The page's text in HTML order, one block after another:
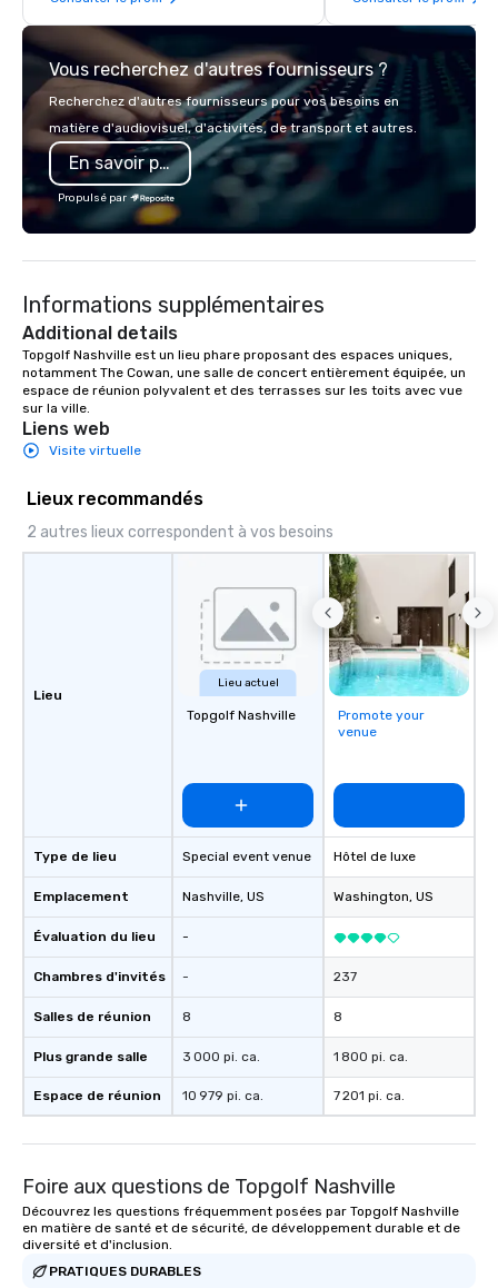
neighboring states. We specialize in
luxury charter buses, executive
shuttles, and private group transport.
Why Event Planners Choose Us
Diverse Fleet: Sedans to 56-
passenger motor coaches
Professional Drivers: Trained for high-
profile events Custom Routing &
Scheduling Branded Experience:
Custom wraps & signage available VIP
Events & Conferences Weddings &
Rehearsal Dinners Music & Food
Festivals Sports Team Travel Church
& School Group Trips Airport Transfers
& Hotel Shuttles Service Areas
Tennessee and surrounding states.
Vous recherchez d'autres fournisseurs ?
Recherchez d'autres fournisseurs pour vos besoins en
matière d'audiovisuel, d'activités, de transport et autres.
En savoir plus
Propulsé par
Informations supplémentaires
Additional details
Topgolf Nashville est un lieu phare proposant des espaces uniques,
notamment The Cowan, une salle de concert entièrement équipée, un
espace de réunion polyvalent et des terrasses sur les toits avec vue
sur la ville.
Liens web
Visite virtuelle
Lieux recommandés
2 autres lieux correspondent à vos besoins
Lieu
Type de lieu
Emplacement
Évaluation du lieu
Chambres d'invités
Salles de réunion
Plus grande salle
Espace de réunion
Lieu actuel
Topgolf Nashville
Special event venue
Nashville, US
-
-
8
3 000 pi. ca.
10 979 pi. ca.
Promote your
venue
Hôtel de luxe
Washington, US
237
8
1 800 pi. ca.
7 201 pi. ca.
Foire aux questions de Topgolf Nashville
Découvrez les questions fréquemment posées par Topgolf Nashville
en matière de santé et de sécurité, de développement durable et de
diversité et d'inclusion.
PRATIQUES DURABLES